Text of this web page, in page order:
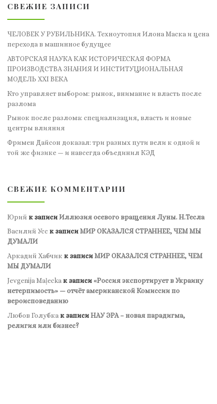
СВЕЖИЕ ЗАПИСИ
ЧЕЛОВЕК У РУБИЛЬНИКА. Техноутопия Илона Маска и цена
перехода в машинное будущее
АВТОРСКАЯ НАУКА КАК ИСТОРИЧЕСКАЯ ФОРМА
ПРОИЗВОДСТВА ЗНАНИЯ И ИНСТИТУЦИОНАЛЬНАЯ
МОДЕЛЬ XXI ВЕКА
Кто управляет выбором: рынок, внимание и власть после
разлома
Рынок после разлома: специализация, власть и новые
центры влияния
Фримен Дайсон доказал: три разных пути вели к одной и
той же физике — и навсегда объединил КЭД
СВЕЖИЕ КОММЕНТАРИИ
Юрий к записиИллюзия осевого вращения Луны. Н.Тесла
Василий Усс к записиМИР ОКАЗАЛСЯ СТРАННЕЕ, ЧЕМ МЫ
ДУМАЛИ
Аркадий Хабчик к записиМИР ОКАЗАЛСЯ СТРАННЕЕ, ЧЕМ
МЫ ДУМАЛИ
Jevgenija Maļecka к записи«Россия экспортирует в Украину
нетерпимость» — отчёт американской Комиссии по
вероисповеданию
Любов Голубка к записиНАУ ЭРА – новая парадигма,
религия или бизнес?